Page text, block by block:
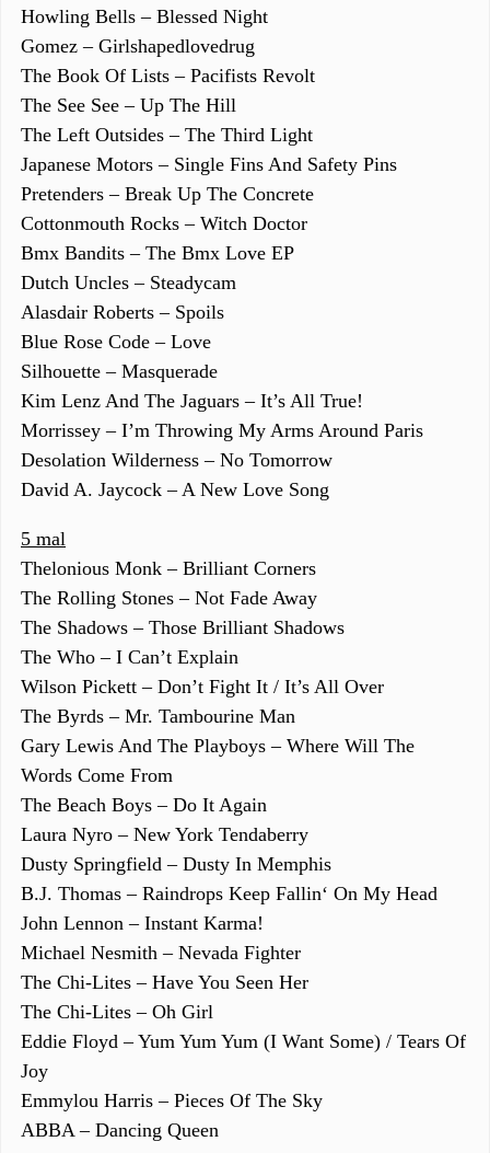
Howling Bells – Blessed Night
Gomez – Girlshapedlovedrug
The Book Of Lists – Pacifists Revolt
The See See – Up The Hill
The Left Outsides – The Third Light
Japanese Motors – Single Fins And Safety Pins
Pretenders – Break Up The Concrete
Cottonmouth Rocks – Witch Doctor
Bmx Bandits – The Bmx Love EP
Dutch Uncles – Steadycam
Alasdair Roberts – Spoils
Blue Rose Code – Love
Silhouette – Masquerade
Kim Lenz And The Jaguars – It’s All True!
Morrissey – I’m Throwing My Arms Around Paris
Desolation Wilderness – No Tomorrow
David A. Jaycock – A New Love Song
5 mal
Thelonious Monk – Brilliant Corners
The Rolling Stones – Not Fade Away
The Shadows – Those Brilliant Shadows
The Who – I Can’t Explain
Wilson Pickett – Don’t Fight It / It’s All Over
The Byrds – Mr. Tambourine Man
Gary Lewis And The Playboys – Where Will The
Words Come From
The Beach Boys – Do It Again
Laura Nyro – New York Tendaberry
Dusty Springfield – Dusty In Memphis
B.J. Thomas – Raindrops Keep Fallin‘ On My Head
John Lennon – Instant Karma!
Michael Nesmith – Nevada Fighter
The Chi-Lites – Have You Seen Her
The Chi-Lites – Oh Girl
Eddie Floyd – Yum Yum Yum (I Want Some) / Tears Of
Joy
Emmylou Harris – Pieces Of The Sky
ABBA – Dancing Queen